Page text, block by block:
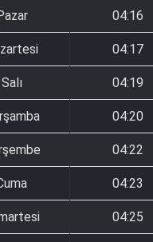
04:16
04:17
Salı 04:19
04:20
04:22
04:23
04:25